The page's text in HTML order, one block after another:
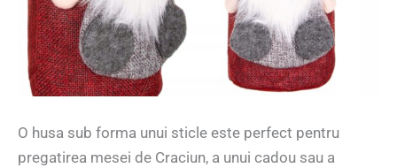
O husa sub forma unui sticle este perfect pentru
pregatirea mesei de Craciun, a unui cadou sau a